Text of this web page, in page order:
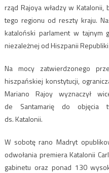
rząd Rajoya władzy w
tego regionu od reszty kraju.
kataloński parlament w tajnym
niezależnej od Hiszpanii
Na mocy zatwierdzonego
hiszpańskiej konstytucji,
Mariano Rajoy wyznaczył
de Santamarię do objęcia
ds. Katalonii.
W sobotę rano Madryt
odwołania premiera Katalonii
gabinetu oraz ponad 130